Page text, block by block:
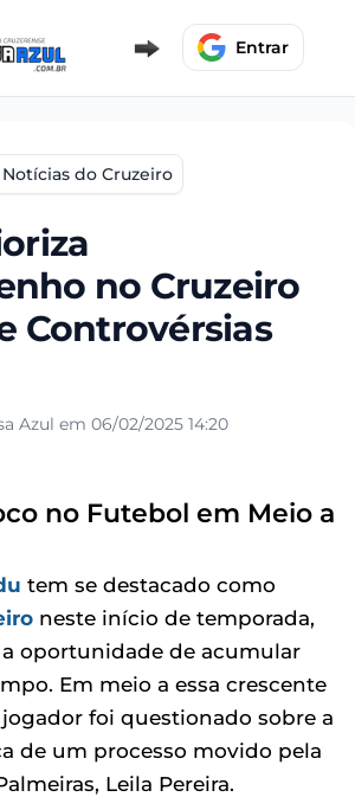
Entrar
Notícias do Cruzeiro
no Cruzeiro
Controvérsias
Azul em 06/02/2025 14:20
no Futebol em Meio a
tem se destacado como
neste início de temporada,
oportunidade de acumular
Em meio a essa crescente
foi questionado sobre a
de um processo movido pela
Leila Pereira.